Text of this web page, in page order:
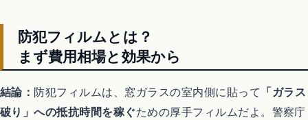
歴代アニメランキング
防犯フィルムとは？
まず費用相場と効果から
結論： 防犯フィルムは、窓ガラスの室内側に貼って 「ガラス
破り」への抵抗時間を稼ぐための厚手フィルムだよ。警察庁